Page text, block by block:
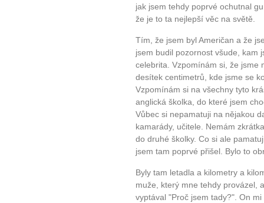
jak jsem tehdy poprvé ochutnal
že je to ta nejlepší věc na světě.
Tím, že jsem byl Američan a že
jsem budil pozornost všude, kam
celebrita. Vzpomínám si, že jsme
desítek centimetrů, kde jsme se
Vzpomínám si na všechny tyto
anglická školka, do které jsem
Vůbec si nepamatuji na nějakou
kamarády, učitele. Nemám
do druhé školky. Co si ale
jsem tam poprvé přišel. Bylo to
Byly tam letadla a kilometry a
muže, který mne tehdy provázel,
vyptával "Proč jsem tady?". On